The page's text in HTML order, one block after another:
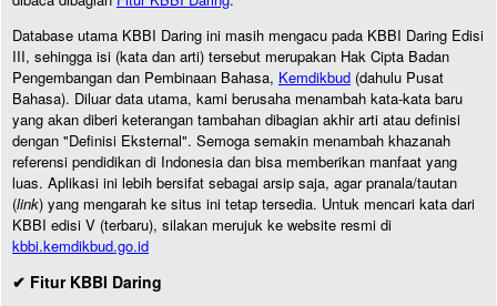
Database utama KBBI Daring ini masih mengacu pada KBBI Daring Edisi
III, sehingga isi (kata dan arti) tersebut merupakan Hak Cipta Badan
Pengembangan dan Pembinaan Bahasa, Kemdikbud (dahulu Pusat
Bahasa). Diluar data utama, kami berusaha menambah kata-kata baru
yang akan diberi keterangan tambahan dibagian akhir arti atau definisi
dengan "Definisi Eksternal". Semoga semakin menambah khazanah
referensi pendidikan di Indonesia dan bisa memberikan manfaat yang
luas. Aplikasi ini lebih bersifat sebagai arsip saja, agar pranala/tautan
(link) yang mengarah ke situs ini tetap tersedia. Untuk mencari kata dari
KBBI edisi V (terbaru), silakan merujuk ke website resmi di
kbbi.kemdikbud.go.id
✔ Fitur KBBI Daring